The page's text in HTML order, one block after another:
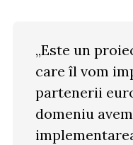
„Este un
care îl vom
partenerii
domeniu